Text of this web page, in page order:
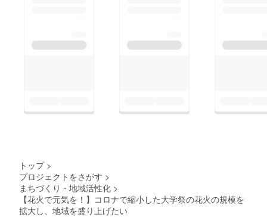
トップ >
プロジェクトをさがす >
まちづくり・地域活性化 >
【花火で元気を！】コロナで縮小した大学祭の花火の規模を
拡大し、地域を盛り上げたい